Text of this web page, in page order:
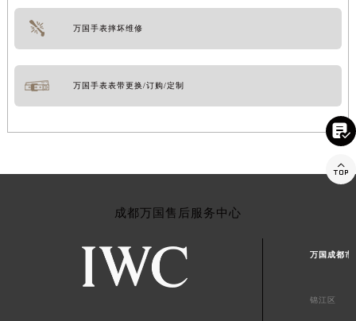
万国手表摔坏维修
万国手表表带更换/订购/定制
成都万国售后服务中心
万国成都市
锦江区

